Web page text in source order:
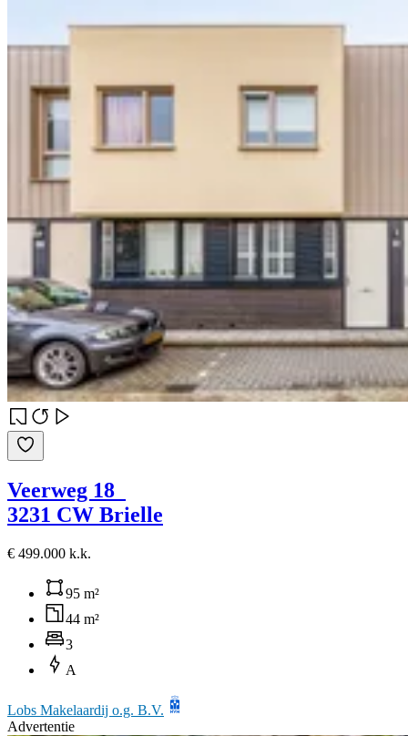
Veerweg 18
3231 CW Brielle
€ 499.000 k.k.
95 m²
44 m²
3
A
Lobs Makelaardij o.g. B.V.
Advertentie